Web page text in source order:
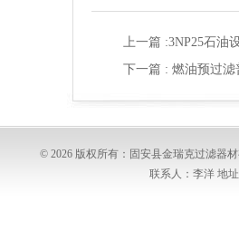
上一篇 :3NP25石油
下一篇 : 燃油预过滤
© 2026 版权所有：固安县金瑞克过滤器
联系人：李洋 地